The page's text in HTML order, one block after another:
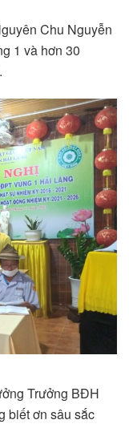
Chu Nguyễn
1 và hơn 30
Trưởng BĐH
biết ơn sâu sắc